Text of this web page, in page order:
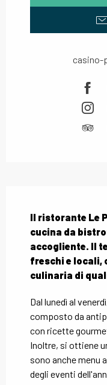
casino-
Il ristorante Le
cucina da
accogliente. Il
freschi e locali,
culinaria di
Dal lunedì al
composto da
con ricette
Inoltre, si ottiene
sono anche menu
degli eventi